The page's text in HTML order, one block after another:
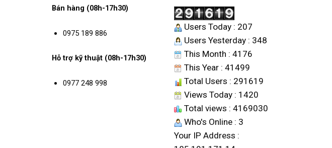
Bán hàng (08h-17h30)
0975 189 886
Hỗ trợ kỹ thuật (08h-17h30)
0977 248 998
Users Today : 207
Users Yesterday : 348
This Month : 4176
This Year : 41499
Total Users : 291619
Views Today : 1420
Total views : 4169030
Who's Online : 3
Your IP Address :